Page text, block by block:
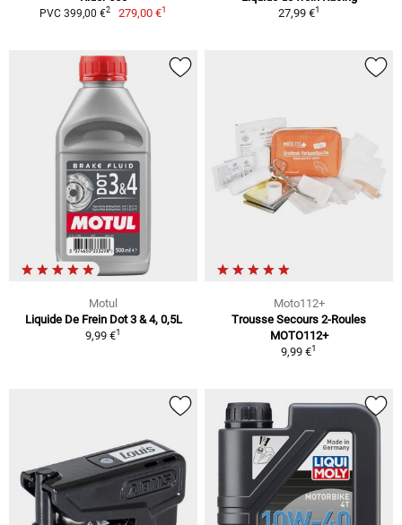
PVC 399,00 €2 279,00 €1
27,99 €1
Motul
Liquide De Frein Dot 3 & 4, 0,5L
9,99 €1
Moto112+
Trousse Secours 2-Roules
MOTO112+
9,99 €1